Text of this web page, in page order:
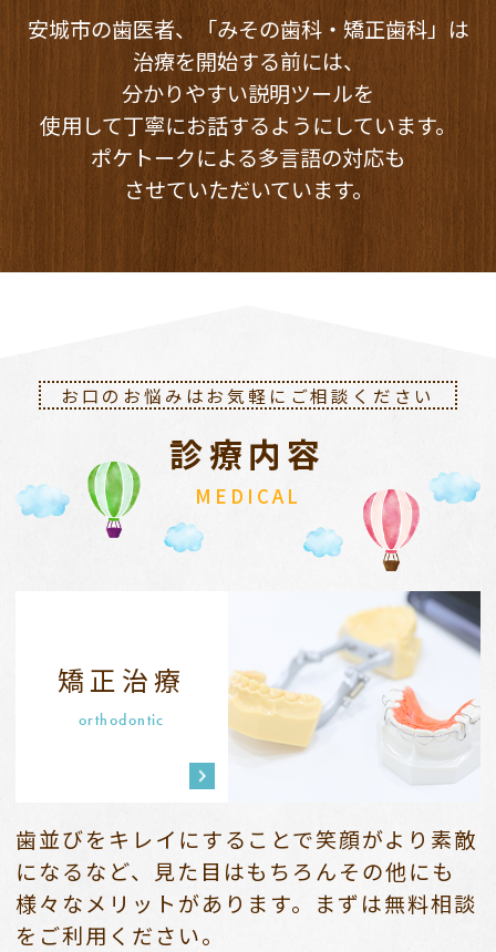
安城市の歯医者、「みその歯科・矯正歯科」は
治療を開始する前には、
分かりやすい説明ツールを
使用して丁寧にお話するようにしています。
ポケトークによる多言語の対応も
させていただいています。
お口のお悩みはお気軽にご相談ください
診療内容
MEDICAL
矯正治療
orthodontic
歯並びをキレイにすることで笑顔がより素敵
になるなど、
見た目はもちろんその他にも
様々なメリットがあります。 まずは無料相談
をご利用ください。